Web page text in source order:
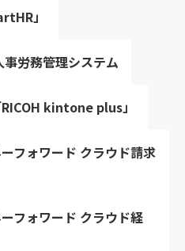
」
事労務管理システム
kintone plus」
フォワード クラウド請求
フォワード クラウド経